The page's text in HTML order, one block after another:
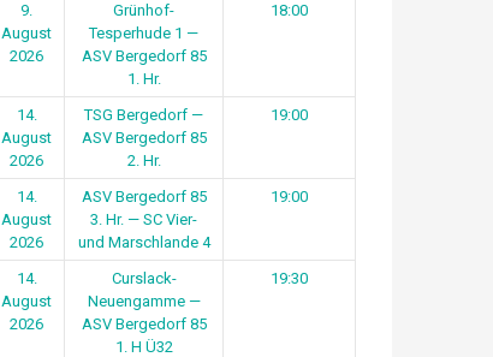
9.
August
2026
Grünhof-
Tesperhude 1 —
ASV Bergedorf 85
1. Hr.
18:00
14.
August
2026
TSG Bergedorf —
ASV Bergedorf 85
2. Hr.
19:00
14.
August
2026
ASV Bergedorf 85
3. Hr. — SC Vier-
und Marschlande 4
19:00
14.
August
2026
Curslack-
Neuengamme —
ASV Bergedorf 85
1. H Ü32
19:30